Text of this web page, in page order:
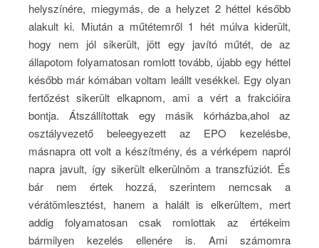
helyszínére, miegymás, de a helyzet 2 héttel később
alakult ki. Miután a műtétemről 1 hét múlva kiderült,
hogy nem jól sikerült, jött egy javító műtét, de az
állapotom folyamatosan romlott tovább, újabb egy héttel
később már kómában voltam leállt vesékkel. Egy olyan
fertőzést sikerült elkapnom, ami a vért a frakcióira
bontja. Átszállítottak egy másik kórházba,ahol az
osztályvezető beleegyezett az EPO kezelésbe,
másnapra ott volt a készítmény, és a vérképem napról
napra javult, így sikerült elkerülnöm a transzfúziót. És
bár nem értek hozzá, szerintem nemcsak a
vérátömlesztést, hanem a halált is elkerültem, mert
addig folyamatosan csak romlottak az értékeim
bármilyen kezelés ellenére is. Ami számomra